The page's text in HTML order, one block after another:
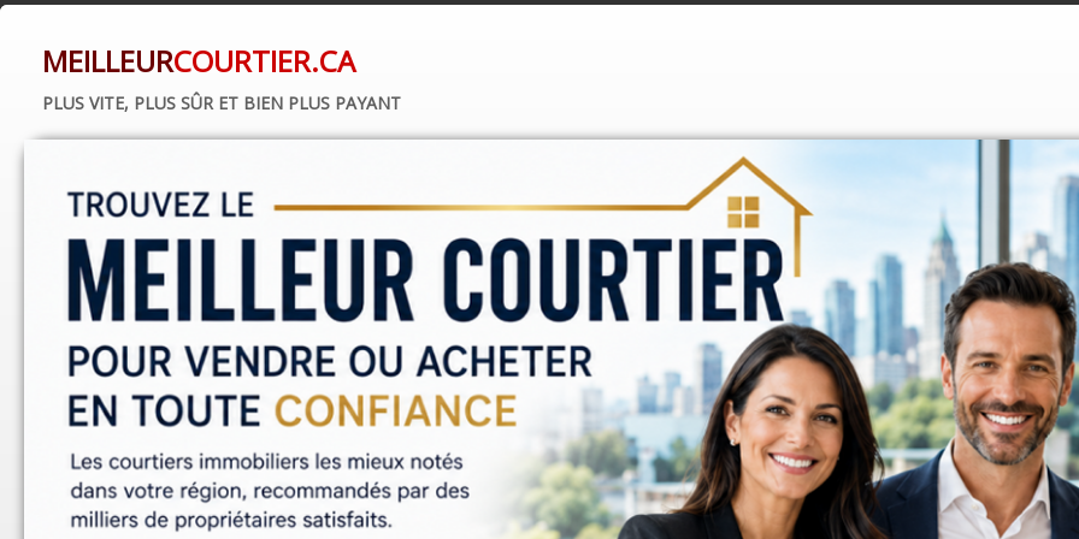
MEILLEURCOURTIER.CA
PLUS VITE, PLUS SÛR ET BIEN PLUS PAYANT